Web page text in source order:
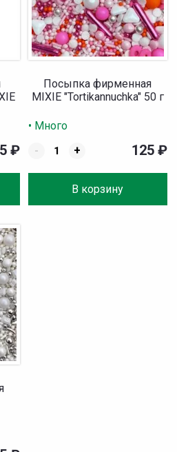
₽
Посыпка фирменная
MIXIE "Tortikannuchka" 50 г
• Много
-
+
В корзину
125 ₽